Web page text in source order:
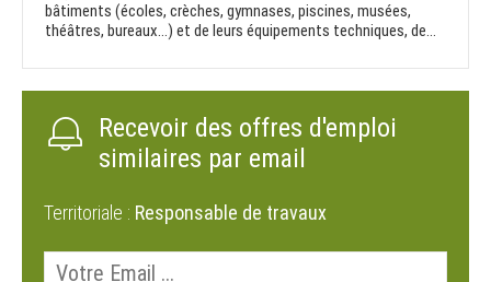
bâtiments (écoles, crèches, gymnases, piscines, musées,
théâtres, bureaux…) et de leurs équipements techniques, de...
Recevoir des offres d'emploi
similaires par email
Territoriale : Responsable de travaux